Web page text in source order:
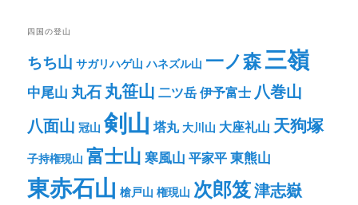
四国の登山
ちち山 サガリハゲ山 ハネズル山 一ノ森三嶺
中尾山 丸石丸笹山 二ツ岳伊予富士 八巻山
八面山 冠山 剣山 塔丸 大川山 大座礼山 天狗塚
子持権現山 富士山 寒風山 平家平東熊山
東赤石山 槍戸山 権現山 次郎笈津志嶽